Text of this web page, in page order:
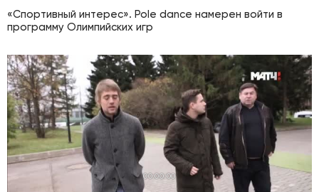
«Спортивный интерес». Pole dance намерен войти в
программу Олимпийских игр
00:00:00